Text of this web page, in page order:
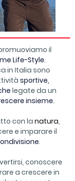
il
Life-Style.
in Italia sono
sportive,
legate da un
insieme.
con la natura,
e imparare il
.
conoscere
a crescere in